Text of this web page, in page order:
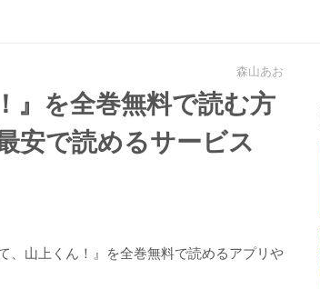
森山あお
』を全巻無料で読む方
安で読めるサービス
、山上くん！』を全巻無料で読めるアプリや